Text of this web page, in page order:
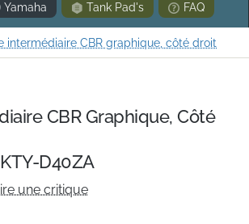
Yamaha Tank Pad's FAQ
intermédiaire CBR graphique, côté droit
CBR Graphique, Côté
D40ZA
une critique